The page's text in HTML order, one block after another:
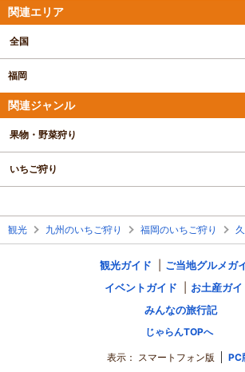
関連エリア
全国
福岡
関連ジャンル
果物・野菜狩り
いちご狩り
観光 九州のいちご狩り 福岡のいちご狩り
観光ガイド
ご当地グルメガ
イベントガイド
お土産ガイ
みんなの旅行記
じゃらんTOPへ
表示： スマートフォン版 PC